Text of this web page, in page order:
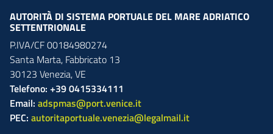
AUTORITÀ DI SISTEMA PORTUALE DEL MARE ADRIATICO
SETTENTRIONALE
P.IVA/CF 00184980274
Santa Marta, Fabbricato 13
30123 Venezia,VE
Telefono: +39 0415334111
Email: adspmas@port.venice.it
PEC: autoritaportuale.venezia@legalmail.it